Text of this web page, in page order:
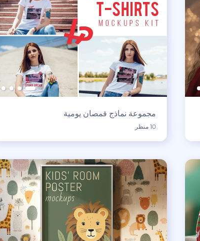
مجموعة نماذج قمصان يومية
10 منظر